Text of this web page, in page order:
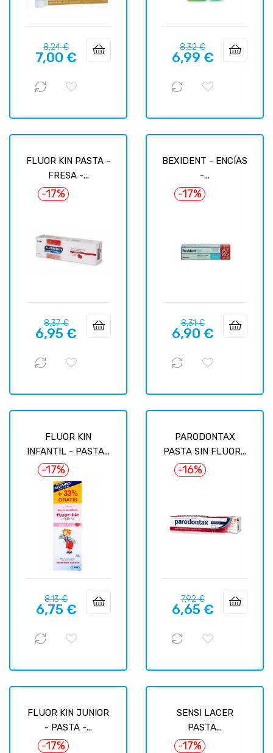
Prix
habituel
8,24 €Prix
7,00 €
Prix
habituel
8,32 €Prix
6,99 €
FLUOR KIN PASTA -
FRESA -...
-17%
Prix
habituel
8,37 €Prix
6,95 €
BEXIDENT - ENCÍAS
-...
-17%
Prix
habituel
8,31 €Prix
6,90 €
FLUOR KIN
INFANTIL - PASTA...
-17%
Prix
habituel
8,13 €Prix
6,75 €
PARODONTAX
PASTA SIN FLUOR...
-16%
Prix
habituel
7,92 €Prix
6,65 €
FLUOR KIN JUNIOR
- PASTA -...
-17%
SENSI LACER
PASTA...
-17%